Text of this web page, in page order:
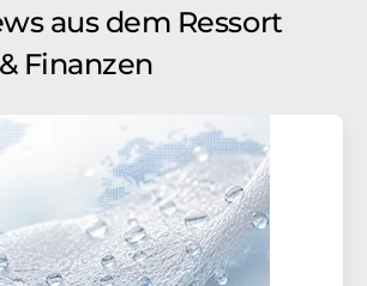
aus dem Ressort
Finanzen